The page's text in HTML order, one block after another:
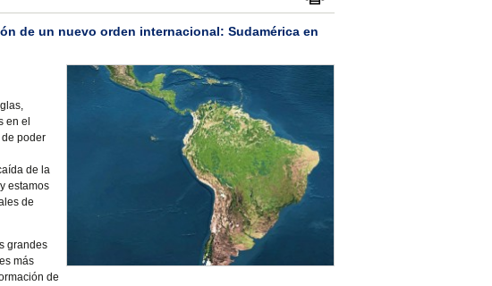
de un nuevo orden internacional: Sudamérica en
en el
poder
de la
estamos
de
grandes
más
de